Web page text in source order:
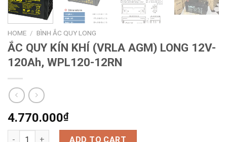
HOME / BÌNH ẮC QUY LONG
ẮC QUY KÍN KHÍ (VRLA AGM) LONG 12V-
120Ah, WPL120-12RN
4.770.000₫
ẮC QUY KÍN KHÍ (VRLA AGM) LONG 12V-120Ah, WPL120-12RN
ADD TO CART